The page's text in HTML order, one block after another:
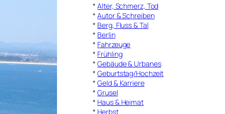
*Alter, Schmerz, Tod
*Autor & Schreiben
* Berg, Fluss & Tal
* Berlin
* Fahrzeuge
* Frühling
*Gebäude & Urbanes
*Geburtstag/Hochzeit
*Geld & Karriere
*Grusel
* Haus & Heimat
* Herbst